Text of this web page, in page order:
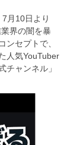
月10日より
界の闇を暴
ンセプトで、
人気YouTuber
チャンネル」